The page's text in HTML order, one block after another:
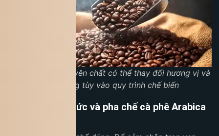
Cafe Arabica nguyên chất có thể thay đổi hương vị và
chất lượng tùy vào quy trình chế biến
Cách thưởng thức và pha chế cà phê Arabica